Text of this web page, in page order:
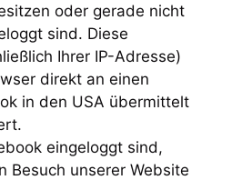
oder gerade nicht
sind. Diese
Ihrer IP-Adresse)
direkt an einen
in den USA übermittelt
eingeloggt sind,
Besuch unserer Website